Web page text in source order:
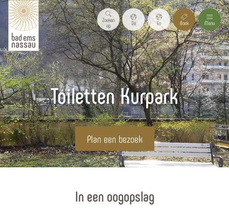
Zoeken
op
De En Boek Menu
Toiletten Kurpark
Plan een bezoek
In een oogopslag